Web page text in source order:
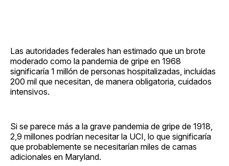
Las autoridades federales han estimado que un brote
moderado como la pandemia de gripe en 1968
significaría 1 millón de personas hospitalizadas, incluidas
200 mil que necesitan, de manera obligatoria, cuidados
intensivos.
Si se parece más a la grave pandemia de gripe de 1918,
2,9 millones podrían necesitar la UCI, lo que significaría
que probablemente se necesitarían miles de camas
adicionales en Maryland.